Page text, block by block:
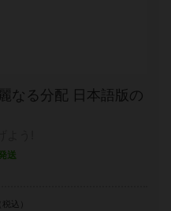
なる分配 日本語版の
送
税込）